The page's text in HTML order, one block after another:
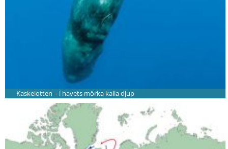
Kaskelotten – i havets mörka kalla djup